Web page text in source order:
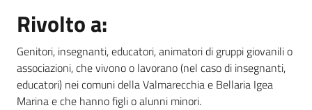
Rivolto a:
Genitori, insegnanti, educatori, animatori di gruppi giovanili o
associazioni, che vivono o lavorano (nel caso di insegnanti,
educatori) nei comuni della Valmarecchia e Bellaria Igea
Marina e che hanno figli o alunni minori.